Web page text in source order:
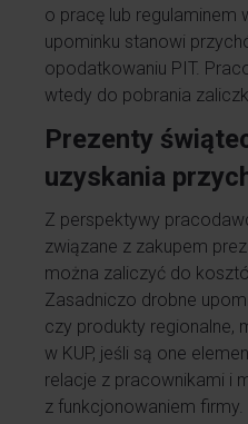
o pracę lub regulaminem
upominku stanowi
opodatkowaniu PIT.
wtedy do pobrania
Prezenty
uzyskania
Z perspektywy
związane z zakupem
można zaliczyć do
Zasadniczo drobne
czy produkty regionalne,
w KUP, jeśli są one
relacje z pracownikami i
z funkcjonowaniem firmy.